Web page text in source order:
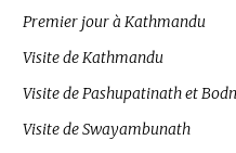
Premier jour à Kathmandu
Visite de Kathmandu
Visite de Pashupatinath et
Visite de Swayambunath